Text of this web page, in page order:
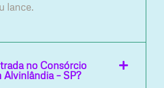
lance.
no Consórcio
– SP?